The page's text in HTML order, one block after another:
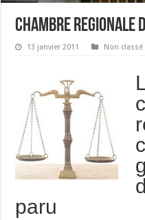
Chambre regionale
13 janvier 2011 Non classé
paru